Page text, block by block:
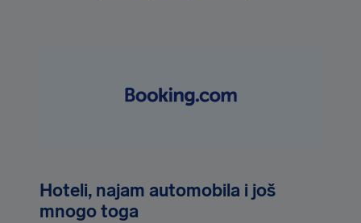
Hoteli, najam automobila i još
mnogo toga